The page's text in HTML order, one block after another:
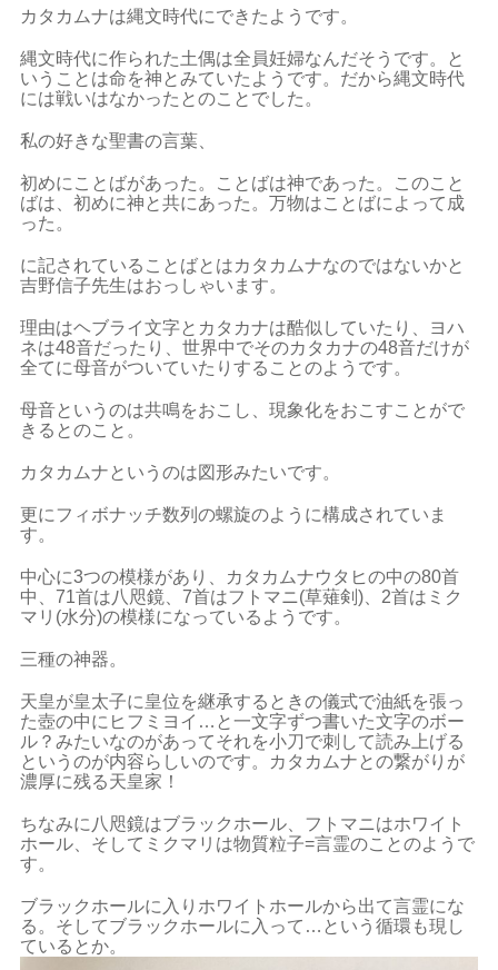
カタカムナは縄文時代にできたようです。
縄文時代に作られた土偶は全員妊婦なんだそうです。と
いうことは命を神とみていたようです。だから縄文時代
には戦いはなかったとのことでした。
私の好きな聖書の言葉、
初めにことばがあった。ことばは神であった。このこと
ばは、初めに神と共にあった。万物はことばによって成
った。
に記されていることばとはカタカムナなのではないかと
吉野信子先生はおっしゃいます。
理由はヘブライ文字とカタカナは酷似していたり、ヨハ
ネは48音だったり、世界中でそのカタカナの48音だけが
全てに母音がついていたりすることのようです。
母音というのは共鳴をおこし、現象化をおこすことがで
きるとのこと。
カタカムナというのは図形みたいです。
更にフィボナッチ数列の螺旋のように構成されていま
す。
中心に3つの模様があり、カタカムナウタヒの中の80首
中、71首は八咫鏡、7首はフトマニ(草薙剣)、2首はミク
マリ(水分)の模様になっているようです。
三種の神器。
天皇が皇太子に皇位を継承するときの儀式で油紙を張っ
た壺の中にヒフミヨイ…と一文字ずつ書いた文字のボー
ル？みたいなのがあってそれを小刀で刺して読み上げる
というのが内容らしいのです。カタカムナとの繋がりが
濃厚に残る天皇家！
ちなみに八咫鏡はブラックホール、フトマニはホワイト
ホール、そしてミクマリは物質粒子=言霊のことのようで
す。
ブラックホールに入りホワイトホールから出て言霊にな
る。そしてブラックホールに入って…という循環も現し
ているとか。